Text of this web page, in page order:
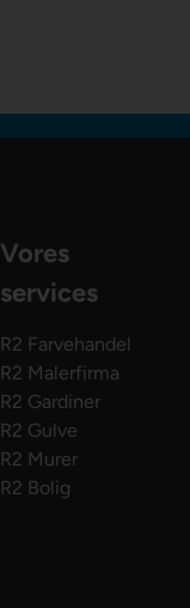
Vores
services
R2 Farvehandel
R2 Malerfirma
R2 Gardiner
R2 Gulve
R2 Murer
R2 Bolig